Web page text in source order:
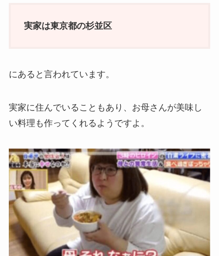
実家は東京都の杉並区
にあると言われています。
実家に住んでいることもあり、お母さんが美味し
い料理も作ってくれるようですよ。